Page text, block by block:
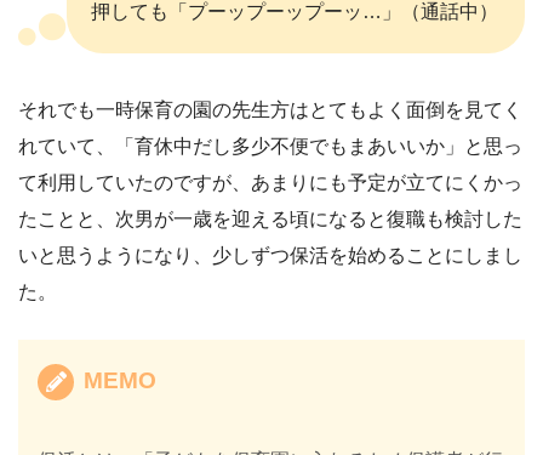
押しても「プーップーップーッ…」（通話中）
それでも一時保育の園の先生方はとてもよく面倒を見てく
れていて、「育休中だし多少不便でもまあいいか」と思っ
て利用していたのですが、あまりにも予定が立てにくかっ
たことと、次男が一歳を迎える頃になると復職も検討した
いと思うようになり、少しずつ保活を始めることにしまし
た。
MEMO